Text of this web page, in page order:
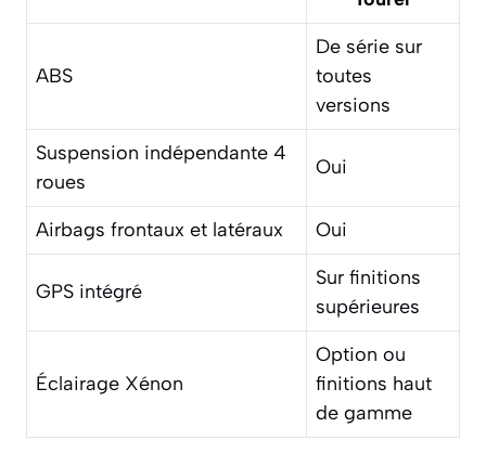
ABS
De série sur
toutes
versions
Suspension indépendante 4
roues
Oui
Airbags frontaux et latéraux Oui
GPS intégré
Sur finitions
supérieures
Éclairage Xénon
Option ou
finitions haut
de gamme